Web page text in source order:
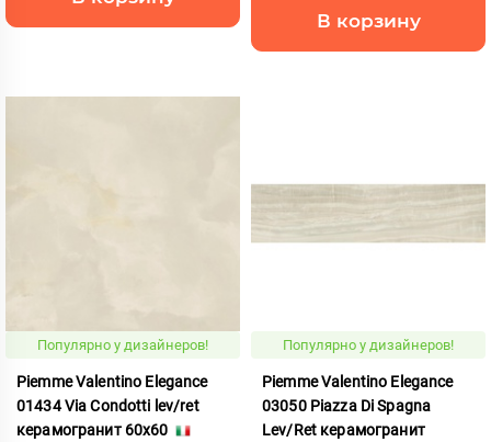
В корзину
Популярно у дизайнеров!
Piemme Valentino Elegance
01434 Via Condotti lev/ret
керамогранит 60x60
Популярно у дизайнеров!
Piemme Valentino Elegance
03050 Piazza Di Spagna
Lev/Ret керамогранит